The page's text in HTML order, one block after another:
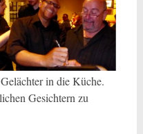
in die Küche.
Gesichtern zu